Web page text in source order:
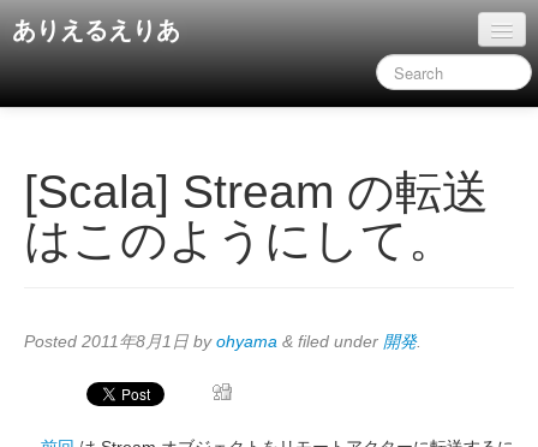
ありえるえりあ
旧コンテンツ
[Scala] Stream の転送
はこのようにして。
Posted 2011年8月1日 byohyama & filed under 開発.